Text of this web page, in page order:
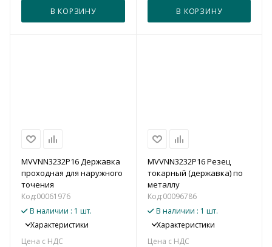
В КОРЗИНУ В КОРЗИНУ
MVVNN3232P16 Державка
проходная для наружного
точения
Код:00061976
В наличии : 1 шт.
Характеристики
MVVNN3232P16 Резец
токарный (державка) по
металлу
Код:00096786
В наличии : 1 шт.
Характеристики